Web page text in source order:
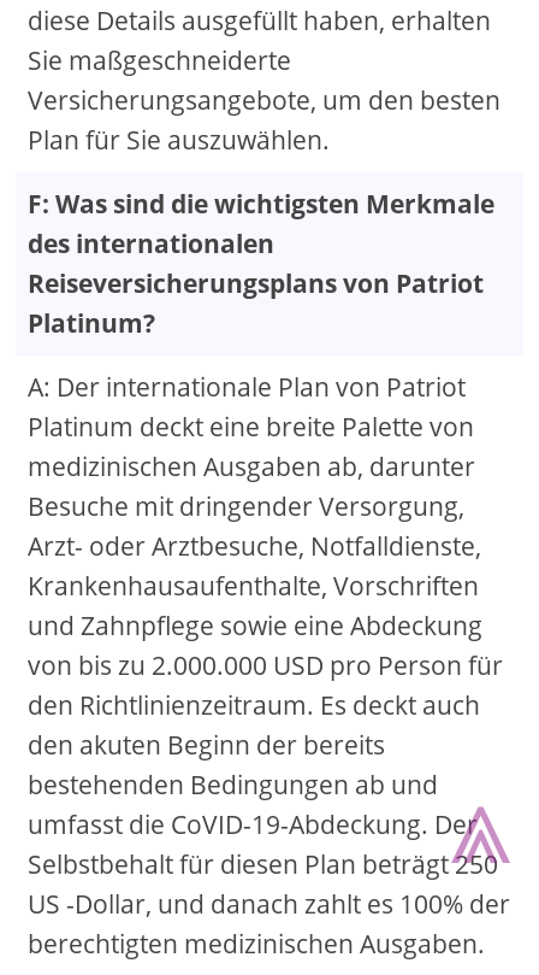
diese Details ausgefüllt haben, erhalten
Sie maßgeschneiderte
Versicherungsangebote, um den besten
Plan für Sie auszuwählen.
F: Was sind die wichtigsten Merkmale
des internationalen
Reiseversicherungsplans von Patriot
Platinum?
A: Der internationale Plan von Patriot
Platinum deckt eine breite Palette von
medizinischen Ausgaben ab, darunter
Besuche mit dringender Versorgung,
Arzt- oder Arztbesuche, Notfalldienste,
Krankenhausaufenthalte, Vorschriften
und Zahnpflege sowie eine Abdeckung
von bis zu 2.000.000 USD pro Person für
den Richtlinienzeitraum. Es deckt auch
den akuten Beginn der bereits
bestehenden Bedingungen ab und
umfasst die CoVID-19-Abdeckung. Der
Selbstbehalt für diesen Plan beträgt 250
US -Dollar, und danach zahlt es 100% der
berechtigten medizinischen Ausgaben.
⩓